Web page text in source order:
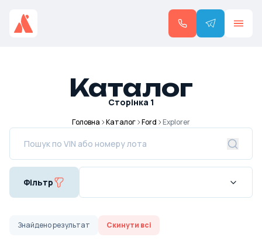
Каталог
Сторінка 1
Головна Каталог Ford Explorer
Фільтр
Знайденорезультат Скинути всі